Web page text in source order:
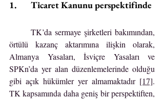
1.       Ticaret Kanunu perspektifinde
örtülü kazanç aktarımına ilişkin olarak,
Almanya Yasaları, İsviçre Yasaları ve
SPKn’da yer alan düzenlemelerinde olduğu
gibi açık hükümler yer almamaktadır [17].
TK kapsamında daha geniş bir perspektiften,